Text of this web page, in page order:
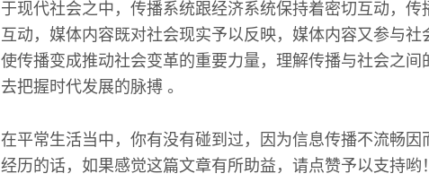
于现代社会之中，传播系统跟经济系统保持着密切互动，
互动，媒体内容既对社会现实予以反映，媒体内容又参与
使传播变成推动社会变革的重要力量，理解传播与社会之
去把握时代发展的脉搏 。
在平常生活当中，你有没有碰到过，因为信息传播不流畅
经历的话，如果感觉这篇文章有所助益，请点赞予以支持哟！